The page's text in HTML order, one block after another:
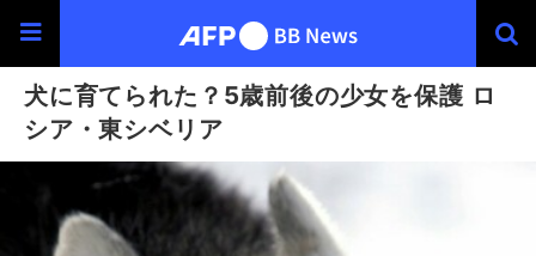
犬に育てられた？5歳前後の少女を保護 ロ
シア・東シベリア